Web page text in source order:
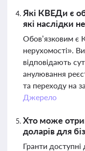
Які КВЕДи є
які наслідки
Обов’язковим є
нерухомості».
відповідають
анулювання
та переходу на
Джерело
Хто може
доларів для
Гранти доступні